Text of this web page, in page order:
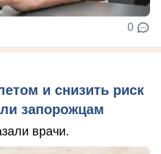
0
и снизить риск
запорожцам
врачи.